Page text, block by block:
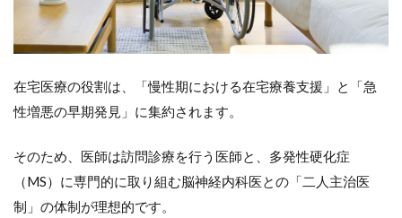
在宅医療の役割は、「慢性期における在宅療養支援」と「急
性増悪の早期発見」に集約されます。
そのため、医師は訪問診療を行う医師と、多発性硬化症
（MS）に専門的に取り組む脳神経内科医との「二人主治医
制」の体制が理想的です。